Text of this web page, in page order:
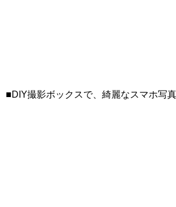
■DIY撮影ボックスで、綺麗なスマホ写